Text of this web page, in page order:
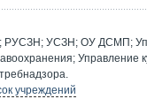
РУСЗН; УСЗН; ОУ ДСМП;
Управление
учреждений